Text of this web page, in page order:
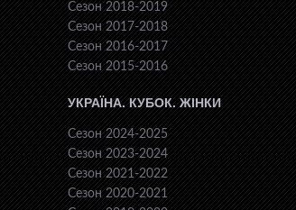
Сезон 2018-2019
Сезон 2017-2018
Сезон 2016-2017
Сезон 2015-2016
УКРАЇНА. КУБОК. ЖІНКИ
Сезон 2024-2025
Сезон 2023-2024
Сезон 2021-2022
Сезон 2020-2021